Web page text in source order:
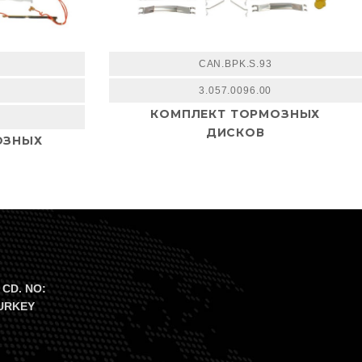
CAN.BPK.S.93
3.057.0096.00
КОМПЛЕКТ ТОРМОЗНЫХ
ДИСКОВ
NO: